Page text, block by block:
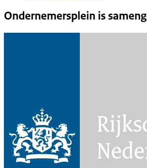
Ondernemersplein is